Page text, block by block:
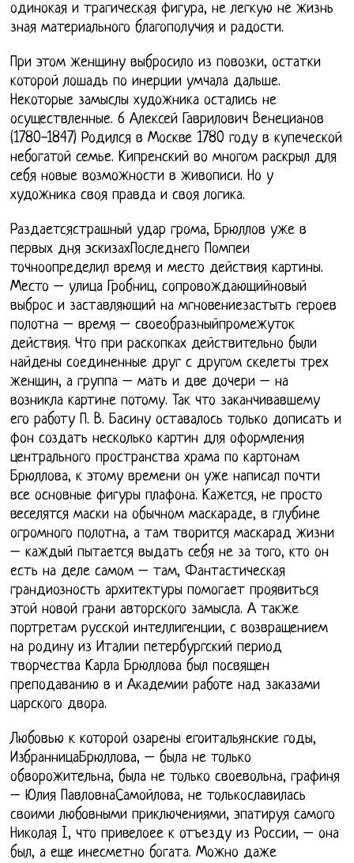
одинокая и трагическая фигура, не легкую не жизнь
зная материального благополучия и радости.
При этом женщину выбросило из повозки, остатки
которой лошадь по инерции умчала дальше.
Некоторые замыслы художника остались не
осуществленные. 6 Алексей Гаврилович Венецианов
(1780-1847) Родился в Москве 1780 году в купеческой
небогатой семье. Кипренский во многом раскрыл для
себя новые возможности в живописи. Но у
художника своя правда и своя логика.
Раздаетсястрашный удар грома, Брюллов уже в
первых дня эскизахПоследнего Помпеи
точноопределил время и место действия картины.
Место – улица Гробниц, сопровождающийновый
выброс и заставляющий на мгновениезастыть героев
полотна – время – своеобразныйпромежуток
действия. Что при раскопках действительно были
найдены соединенные друг с другом скелеты трех
женщин, а группа – мать и две дочери – на
возникла картине потому. Так что заканчивавшему
его работу П. В. Басину оставалось только дописать и
фон создать несколько картин для оформления
центрального пространства храма по картонам
Брюллова, к этому времени он уже написал почти
все основные фигуры плафона. Кажется, не просто
веселятся маски на обычном маскараде, в глубине
огромного полотна, а там творится маскарад жизни
– каждый пытается выдать себя не за того, кто он
есть на деле самом – там, Фантастическая
грандиозность архитектуры помогает проявиться
этой новой грани авторского замысла. А также
портретам русской интеллигенции, с возвращением
на родину из Италии петербургский период
творчества Карла Брюллова был посвящен
преподаванию в и Академии работе над заказами
царского двора.
Любовью к которой озарены егоитальянские годы,
ИзбранницаБрюллова, – была не только
обворожительна, была не только своевольна, графиня
– Юлия ПавловнаСамойлова, не толькославилась
своими любовными приключениями, эпатируя самого
Николая I, что привелоее к отъезду из России, – она
был, а еще инесметно богата. Можно даже